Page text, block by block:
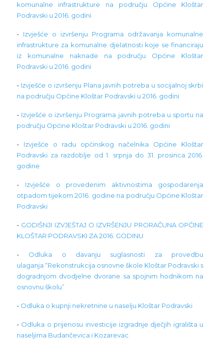
komunalne infrastrukture na području Općine Kloštar
Podravski u 2016. godini
-Izvješće o izvršenju Programa održavanja komunalne
infrastrukture za komunalne djelatnosti koje se financiraju
iz komunalne naknade na području Općine Kloštar
Podravski u 2016. godini
- Izvješće o izvršenju Plana javnih potreba u socijalnoj skrbi
na području Općine Kloštar Podravski u 2016. godini
- Izvješće o izvršenju Programa javnih potreba u sportu na
području Općine Kloštar Podravski u 2016. godini
- Izvješće o radu općinskog načelnika Općine Kloštar
Podravski za razdoblje od 1. srpnja do 31. prosinca 2016.
godine
-Izvješće o provedenim aktivnostima gospodarenja
otpadom tijekom 2016. godine na području Općine Kloštar
Podravski
- GODIŠNJI IZVJEŠTAJ O IZVRŠENJU PRORAČUNA OPĆINE
KLOŠTAR PODRAVSKI ZA 2016. GODINU
- Odluka o davanju suglasnosti za provedbu
ulaganja “Rekonstrukcija osnovne škole Kloštar Podravski s
dogradnjom dvodjelne dvorane sa spojnim hodnikom na
osnovnu školu”
- Odluka o kupnji nekretnine u naselju Kloštar Podravski
- Odluka o prijenosu investicije izgradnje dječjih igrališta u
naseljima Budančevica i Kozarevac